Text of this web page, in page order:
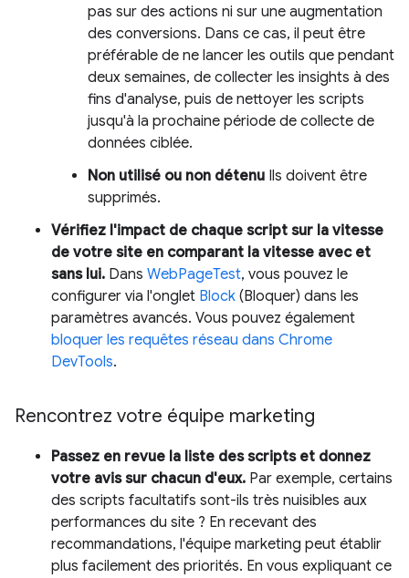
pas sur des actions ni sur une augmentation
des conversions. Dans ce cas, il peut être
préférable de ne lancer les outils que pendant
deux semaines, de collecter les insights à des
fins d'analyse, puis de nettoyer les scripts
jusqu'à la prochaine période de collecte de
données ciblée.
Non utilisé ou non détenu Ils doivent être
supprimés.
Vérifiez l'impact de chaque script sur la vitesse
de votre site en comparant la vitesse avec et
sans lui. Dans WebPageTest, vous pouvez le
configurer via l'onglet Block (Bloquer) dans les
paramètres avancés. Vous pouvez également
bloquer les requêtes réseau dans Chrome
DevTools.
Rencontrez votre équipe marketing
Passez en revue la liste des scripts et donnez
votre avis sur chacun d'eux. Par exemple, certains
des scripts facultatifs sont-ils très nuisibles aux
performances du site ? En recevant des
recommandations, l'équipe marketing peut établir
plus facilement des priorités. En vous expliquant ce